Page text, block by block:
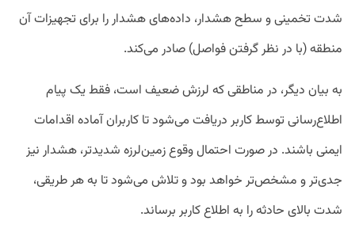
شدت تخمینی و سطح هشدار، داده‌های هشدار را برای تجهیزات آن
منطقه (با در نظر گرفتن فواصل) صادر می‌کند.
به بیان دیگر، در مناطقی که لرزش ضعیف است، فقط یک پیام
اطلاع‌رسانی توسط کاربر دریافت می‌شود تا کاربران آماده اقدامات
ایمنی باشند. در صورت احتمال وقوع زمین‌لرزه شدیدتر، هشدار نیز
جدی‌‌تر و مشخص‌تر خواهد بود و تلاش می‌شود تا به هر طریقی،
شدت بالای حادثه را به اطلاع کاربر برساند.